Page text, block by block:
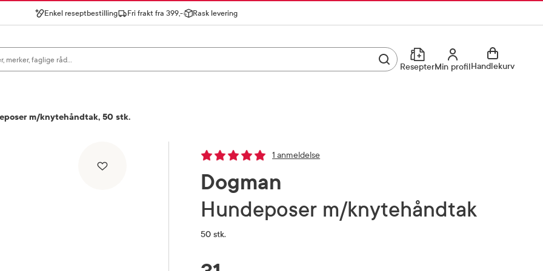
Enkel reseptbestilling Fri frakt fra 399,- Rask levering
Utfør søkResepterMin profilMin profilHandlekurv
m/knytehåndtak, 50 stk.
1 anmeldelse
Dogman
Hundeposer m/knytehåndtak
50 stk.
RABATTPROSENT